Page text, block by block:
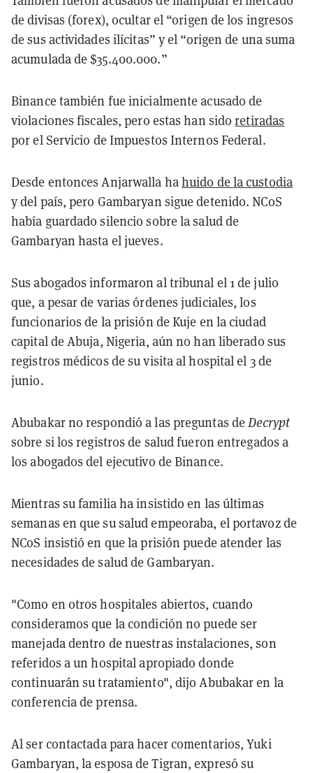
de divisas (forex), ocultar el “origen de los ingresos
de sus actividades ilícitas” y el “origen de una suma
acumulada de $35.400.000.”
Binance también fue inicialmente acusado de
violaciones fiscales, pero estas han sidoretiradas
por el Servicio de Impuestos Internos Federal.
Desde entonces Anjarwalla hahuido de la custodia
y del país, pero Gambaryan sigue detenido. NCoS
había guardado silencio sobre la salud de
Gambaryan hasta el jueves.
Sus abogados informaron al tribunal el 1 de julio
que, a pesar de varias órdenes judiciales, los
funcionarios de la prisión de Kuje en la ciudad
capital de Abuja, Nigeria, aún no han liberado sus
registros médicos de su visita al hospital el 3 de
junio.
Abubakar no respondió a las preguntas deDecrypt
sobre si los registros de salud fueron entregados a
los abogados del ejecutivo de Binance.
Mientras su familia ha insistido en las últimas
semanas en que su salud empeoraba, el portavoz de
NCoS insistió en que la prisión puede atender las
necesidades de salud de Gambaryan.
"Como en otros hospitales abiertos, cuando
consideramos que la condición no puede ser
manejada dentro de nuestras instalaciones, son
referidos a un hospital apropiado donde
continuarán su tratamiento", dijo Abubakar en la
conferencia de prensa.
Al ser contactada para hacer comentarios, Yuki
Gambaryan, la esposa de Tigran, expresó su